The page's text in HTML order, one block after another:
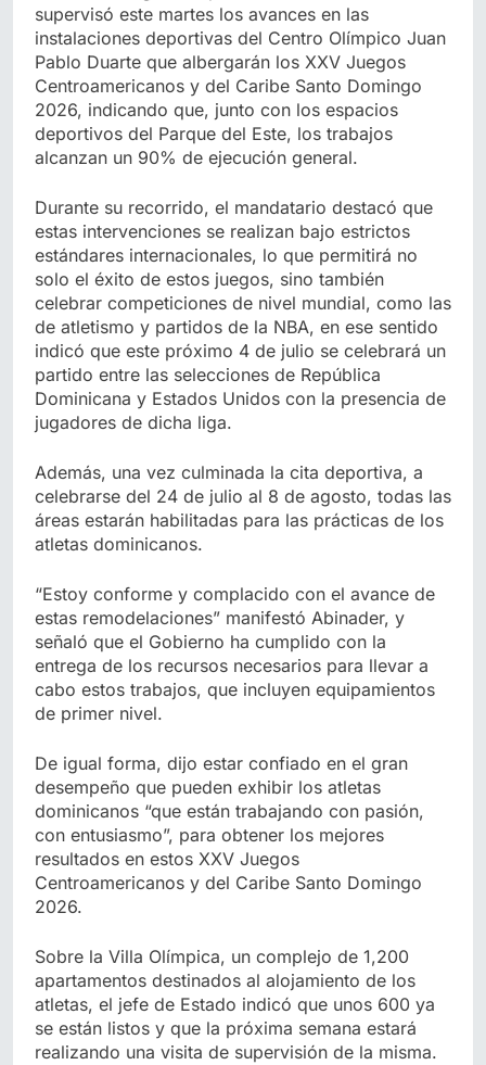
supervisó este martes los avances en las
instalaciones deportivas del Centro Olímpico Juan
Pablo Duarte que albergarán los XXV Juegos
Centroamericanos y del Caribe Santo Domingo
2026, indicando que, junto con los espacios
deportivos del Parque del Este, los trabajos
alcanzan un 90% de ejecución general.
Durante su recorrido, el mandatario destacó que
estas intervenciones se realizan bajo estrictos
estándares internacionales, lo que permitirá no
solo el éxito de estos juegos, sino también
celebrar competiciones de nivel mundial, como las
de atletismo y partidos de la NBA, en ese sentido
indicó que este próximo 4 de julio se celebrará un
partido entre las selecciones de República
Dominicana y Estados Unidos con la presencia de
jugadores de dicha liga.
Además, una vez culminada la cita deportiva, a
celebrarse del 24 de julio al 8 de agosto, todas las
áreas estarán habilitadas para las prácticas de los
atletas dominicanos.
“Estoy conforme y complacido con el avance de
estas remodelaciones” manifestó Abinader, y
señaló que el Gobierno ha cumplido con la
entrega de los recursos necesarios para llevar a
cabo estos trabajos, que incluyen equipamientos
de primer nivel.
De igual forma, dijo estar confiado en el gran
desempeño que pueden exhibir los atletas
dominicanos “que están trabajando con pasión,
con entusiasmo”, para obtener los mejores
resultados en estos XXV Juegos
Centroamericanos y del Caribe Santo Domingo
2026.
Sobre la Villa Olímpica, un complejo de 1,200
apartamentos destinados al alojamiento de los
atletas, el jefe de Estado indicó que unos 600 ya
se están listos y que la próxima semana estará
realizando una visita de supervisión de la misma.